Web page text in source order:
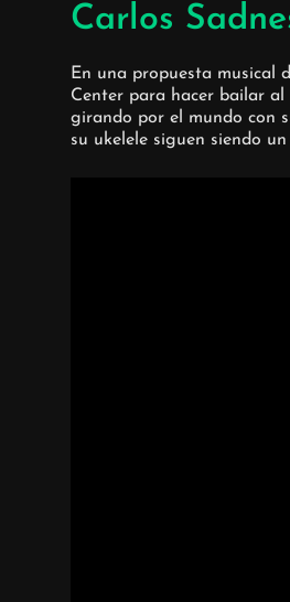
Carlos
En una propuesta musical
Center para hacer bailar al
girando por el mundo con
su ukelele siguen siendo